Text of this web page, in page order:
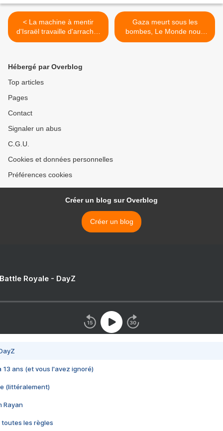
< La machine à mentir
d'Israël travaille d'arrache-
pied
Gaza meurt sous les
bombes, Le Monde nous
noie sous les mensonges >
Hébergé par Overblog
Top articles
Pages
Contact
Signaler un abus
C.G.U.
Cookies et données personnelles
Préférences cookies
Créer un blog sur Overblog
Créer un blog
Royale - DayZ
13 ans (et vous l'avez ignoré)
(littéralement)
Rayan
toutes les règles